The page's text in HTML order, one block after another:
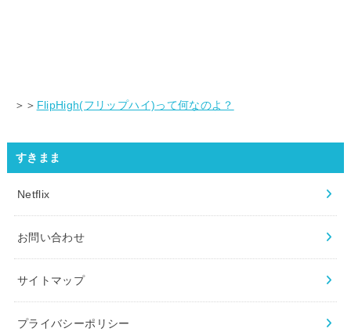
＞＞ FlipHigh(フリップハイ)って何なのよ？
すきまま
Netflix
お問い合わせ
サイトマップ
プライバシーポリシー